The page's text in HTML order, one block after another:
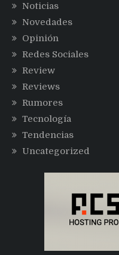
Noticias
Novedades
Opinión
Redes Sociales
Review
Reviews
Rumores
Tecnología
Tendencias
Uncategorized